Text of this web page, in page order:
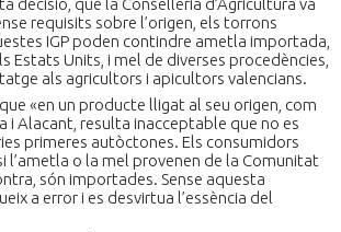
decisió, que la Conselleria d’Agricultura va
requisits sobre l’origen, els torrons
IGP poden contindre ametla importada,
Estats Units, i mel de diverses procedències,
als agricultors i apicultors valencians.
«en un producte lligat al seu origen, com
i Alacant, resulta inacceptable que no es
primeres autòctones. Els consumidors
l’ametla o la mel provenen de la Comunitat
són importades. Sense aquesta
a error i es desvirtua l’essència del